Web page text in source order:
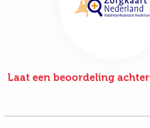
Laat een beoordeling achter